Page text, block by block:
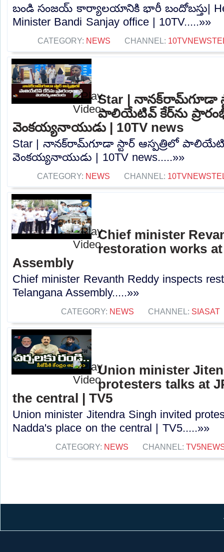
బండి సంజయ్ కార్యాలయానికి భారీ బందోబస్తు|
Minister Bandi Sanjay office | 10TV.....»»
CATEGORY: NEWS CHANNEL:
Star | నానక్‌రామ్‌గూడా
పాలియేటివ్ కేర్‌ను
వెంకయ్యనాయుడు | 10TV news
Star | నానక్‌రామ్‌గూడా స్టార్ ఆస్పత్రిలో
వెంకయ్యనాయుడు | 10TV news.....»»
CATEGORY: NEWS CHANNEL:
Chief minister
restoration works at
Assembly
Chief minister Revanth Reddy inspects
Telangana Assembly.....»»
CATEGORY: NEWS CHANNEL: SIASAT
Union minister
protesters talks at
the central | TV5
Union minister Jitendra Singh invited
Nadda's place on the central | TV5.....»»
CATEGORY: NEWS CHANNEL: